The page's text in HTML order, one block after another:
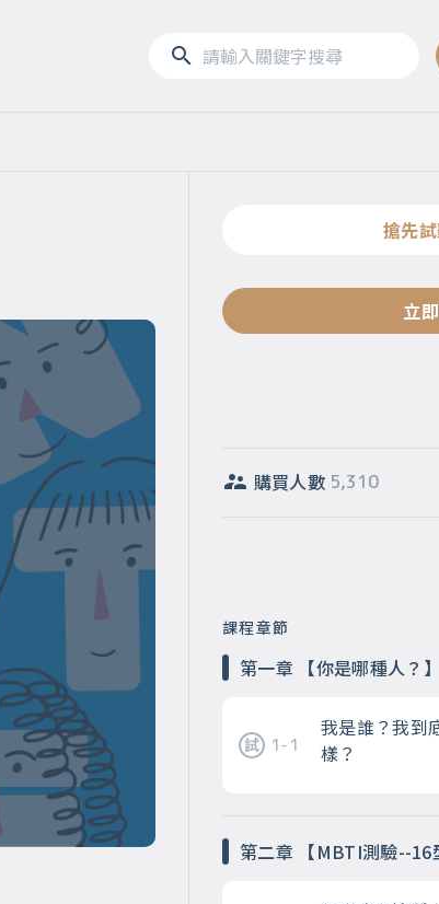
搶先
立
購買人數 5,310
課程章節
第一章 【你是哪種人？】
1-1
我是誰？我到
樣？
第二章 【MBTI測驗--16